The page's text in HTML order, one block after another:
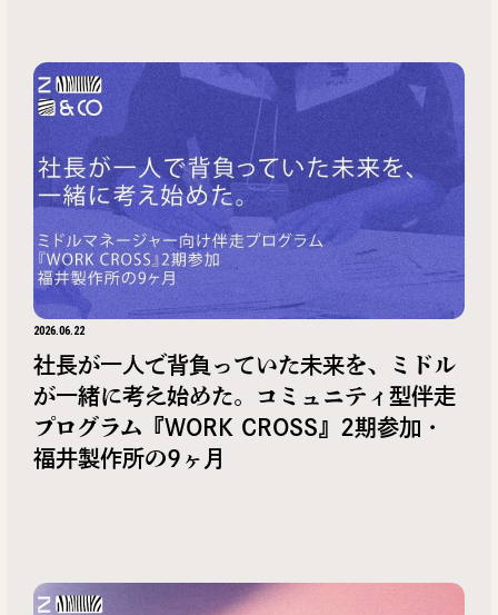
2026.06.22
社長が一人で背負っていた未来を、ミドル
が一緒に考え始めた。コミュニティ型伴走
プログラム『WORK CROSS』2期参加・
福井製作所の9ヶ月